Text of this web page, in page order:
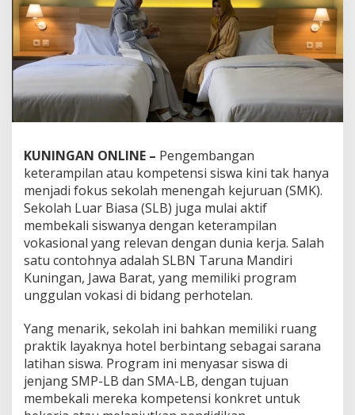
KUNINGAN ONLINE – Pengembangan
keterampilan atau kompetensi siswa kini tak hanya
menjadi fokus sekolah menengah kejuruan (SMK).
Sekolah Luar Biasa (SLB) juga mulai aktif
membekali siswanya dengan keterampilan
vokasional yang relevan dengan dunia kerja. Salah
satu contohnya adalah SLBN Taruna Mandiri
Kuningan, Jawa Barat, yang memiliki program
unggulan vokasi di bidang perhotelan.
Yang menarik, sekolah ini bahkan memiliki ruang
praktik layaknya hotel berbintang sebagai sarana
latihan siswa. Program ini menyasar siswa di
jenjang SMP-LB dan SMA-LB, dengan tujuan
membekali mereka kompetensi konkret untuk